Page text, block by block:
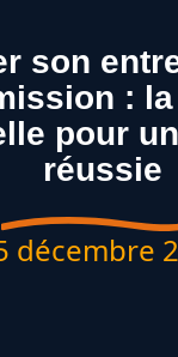
son
:
pour
réussie
décembre